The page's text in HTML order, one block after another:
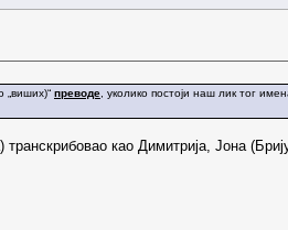
„виших)“ преводе , уколико постоји наш лик тог
као Димитрија, Јона